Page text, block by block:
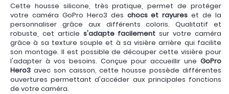
Cette housse silicone, très pratique, permet de protéger
votre caméra GoPro Hero3 des chocs et rayures et de la
personnaliser grâce aux différents coloris. Qualitatif et
robuste, cet article s'adapte facilement sur votre caméra
grâce à sa texture souple et à sa visière arrière qui facilite
son montage. Il est possible de découper cette visière pour
l'adapter à vos besoins. Conçue pour accueillir une GoPro
Hero3 avec son caisson, cette housse possède différentes
ouvertures permettant d'accéder aux principales fonctions
de votre caméra.